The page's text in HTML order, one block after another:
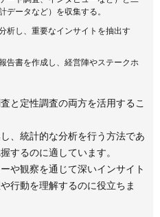
データなど）を収集する。
析し、重要なインサイトを抽出す
告書を作成し、経営陣やステークホ
と定性調査の両方を活用するこ
、統計的な分析を行う方法であ
するのに適しています。
や観察を通じて深いインサイト
行動を理解するのに役立ちま